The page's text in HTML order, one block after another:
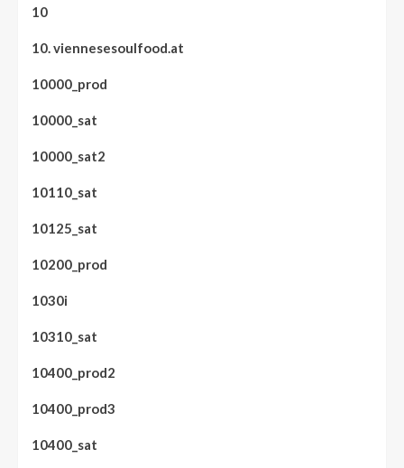
10
10. viennesesoulfood.at
10000_prod
10000_sat
10000_sat2
10110_sat
10125_sat
10200_prod
1030i
10310_sat
10400_prod2
10400_prod3
10400_sat